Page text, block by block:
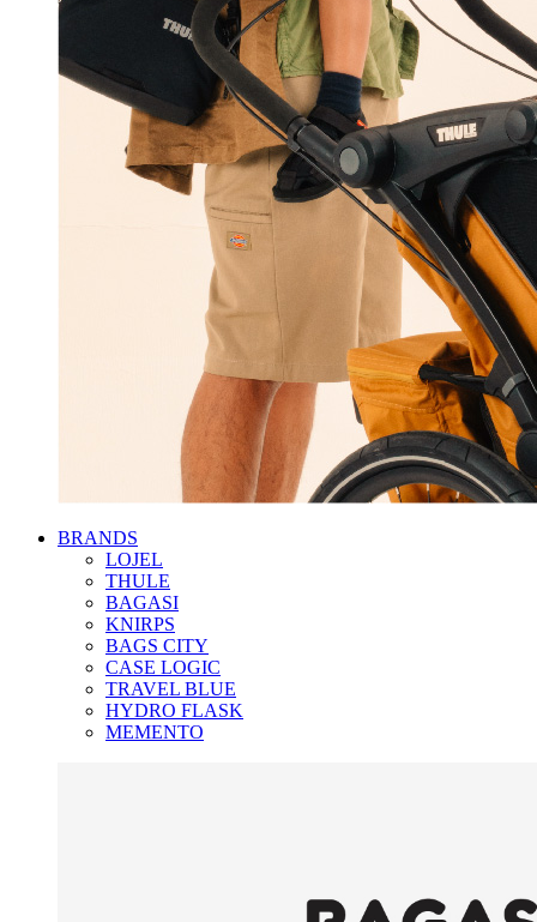
BRANDS
LOJEL
THULE
BAGASI
KNIRPS
BAGS CITY
CASE LOGIC
TRAVEL BLUE
HYDRO FLASK
MEMENTO